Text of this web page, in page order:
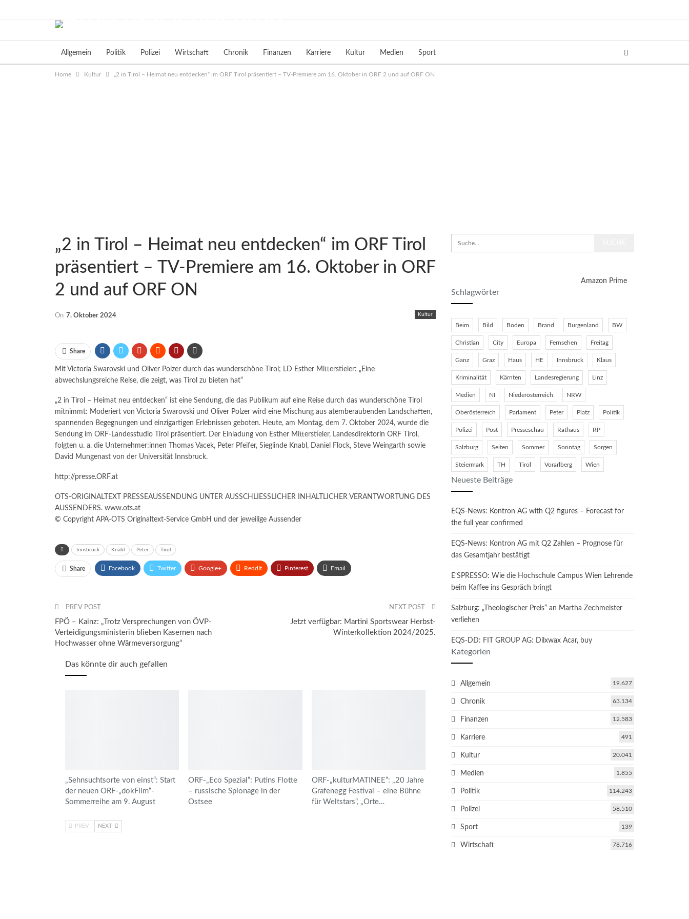
Allgemein Politik Polizei Wirtschaft Chronik Finanzen Karriere Kultur Medien Sport
Home Kultur „2 in Tirol – Heimat neu entdecken“ im ORF Tirol präsentiert – TV-Premiere am 16. Oktober in ORF 2 und auf ORF ON
„2 in Tirol – Heimat neu entdecken“ im ORF Tirol
präsentiert – TV-Premiere am 16. Oktober in ORF
2 und auf ORF ON
Kultur
On 7. Oktober 2024
Share
Mit Victoria Swarovski und Oliver Polzer durch das wunderschöne Tirol; LD Esther Mitterstieler: „Eine
abwechslungsreiche Reise, die zeigt, was Tirol zu bieten hat“
„2 in Tirol – Heimat neu entdecken“ ist eine Sendung, die das Publikum auf eine Reise durch das wunderschöne Tirol
mitnimmt: Moderiert von Victoria Swarovski und Oliver Polzer wird eine Mischung aus atemberaubenden Landschaften,
spannenden Begegnungen und einzigartigen Erlebnissen geboten. Heute, am Montag, dem 7. Oktober 2024, wurde die
Sendung im ORF-Landesstudio Tirol präsentiert. Der Einladung von Esther Mitterstieler, Landesdirektorin ORF Tirol,
folgten u. a. die Unternehmer:innen Thomas Vacek, Peter Pfeifer, Sieglinde Knabl, Daniel Flock, Steve Weingarth sowie
David Mungenast von der Universität Innsbruck.
http://presse.ORF.at
OTS-ORIGINALTEXT PRESSEAUSSENDUNG UNTER AUSSCHLIESSLICHER INHALTLICHER VERANTWORTUNG DES
AUSSENDERS. www.ots.at
© Copyright APA-OTS Originaltext-Service GmbH und der jeweilige Aussender
Innsbruck Knabl Peter Tirol
Share Facebook Twitter Google+ ReddIt Pinterest Email
PREV POST
FPÖ – Kainz: „Trotz Versprechungen von ÖVP-
Verteidigungsministerin blieben Kasernen nach
Hochwasser ohne Wärmeversorgung“
NEXT POST
Jetzt verfügbar: Martini Sportswear Herbst-
Winterkollektion 2024/2025.
Das könnte dir auch gefallen
„Sehnsuchtsorte von einst“: Start
der neuen ORF-„dokFilm“-
Sommerreihe am 9. August
ORF-„Eco Spezial“: Putins Flotte
– russische Spionage in der
Ostsee
ORF-„kulturMATINEE“: „20 Jahre
Grafenegg Festival – eine Bühne
für Weltstars“, „Orte…
PREV NEXT
Amazon Prime
Schlagwörter
Beim Bild Boden Brand Burgenland BW
Christian City Europa Fernsehen Freitag
Ganz Graz Haus HE Innsbruck Klaus
Kriminalität Kärnten Landesregierung Linz
Medien NI Niederösterreich NRW
Oberösterreich Parlament Peter Platz Politik
Polizei Post Presseschau Rathaus RP
Salzburg Seiten Sommer Sonntag Sorgen
Steiermark TH Tirol Vorarlberg Wien
Neueste Beiträge
EQS-News: Kontron AG with Q2 figures – Forecast for
the full year confirmed
EQS-News: Kontron AG mit Q2 Zahlen – Prognose für
das Gesamtjahr bestätigt
E‘SPRESSO: Wie die Hochschule Campus Wien Lehrende
beim Kaffee ins Gespräch bringt
Salzburg: „Theologischer Preis“ an Martha Zechmeister
verliehen
EQS-DD: FIT GROUP AG: Dilxwax Acar, buy
Kategorien
Allgemein 19.627
Chronik 63.134
Finanzen 12.583
Karriere 491
Kultur 20.041
Medien 1.855
Politik 114.243
Polizei 58.510
Sport 139
Wirtschaft 78.716